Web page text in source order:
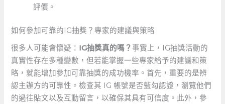
評價。
如何參加可靠的IG抽獎？專家的建議與策略
很多人可能會懷疑： IG抽獎真的嗎？事實上，IG抽獎活動的
真實性存在多種變數，但若能掌握一些專家給予的建議和策
略，就能增加參加可靠抽獎的成功機率。首先，重要的是辨
認主辦方的可靠性。檢查其 IG 帳號是否藍勾認證，瀏覽他們
的過往貼文以及互動留言，以確保其具有可信度。此外，參